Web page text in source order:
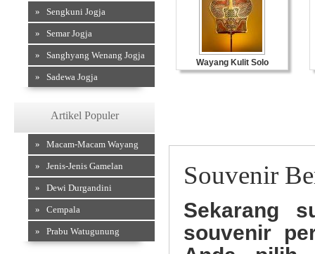
» Sengkuni Jogja
» Semar Jogja
» Sanghyang Wenang Jogja
» Sadewa Jogja
Artikel Populer
» Macam-Macam Wayang
» Jenis-Jenis Gamelan
» Dewi Durgandini
» Cempala
» Prabu Watugunung
Wayang Kulit Solo
Souvenir
Sekarang
souvenir